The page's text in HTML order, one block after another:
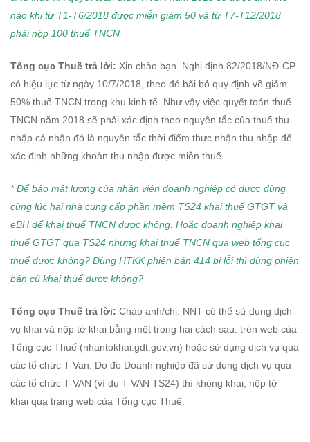
nào khi từ T1-T6/2018 được miễn giảm 50 và từ T7-T12/2018
phải nộp 100 thuế TNCN
Tổng cục Thuế trả lời: Xin chào bạn. Nghị định 82/2018/NĐ-CP
có hiệu lực từ ngày 10/7/2018, theo đó bãi bỏ quy định về giảm
50% thuế TNCN trong khu kinh tế. Như vậy việc quyết toán thuế
TNCN năm 2018 sẽ phải xác định theo nguyên tắc của thuế thu
nhập cá nhân đó là nguyên tắc thời điểm thực nhận thu nhập để
xác định những khoản thu nhập được miễn thuế.
* Để bảo mật lương của nhân viên doanh nghiệp có được dùng
cùng lúc hai nhà cung cấp phần mềm TS24 khai thuế GTGT và
eBH để khai thuế TNCN được không. Hoặc doanh nghiệp khai
thuế GTGT qua TS24 nhưng khai thuế TNCN qua web tổng cục
thuế được không? Dùng HTKK phiên bản 414 bị lỗi thì dùng phiên
bản cũ khai thuế được không?
Tổng cục Thuế trả lời: Chào anh/chị. NNT có thể sử dụng dịch
vụ khai và nộp tờ khai bằng một trong hai cách sau: trên web của
Tổng cục Thuế (nhantokhai.gdt.gov.vn) hoặc sử dụng dịch vụ qua
các tổ chức T-Van. Do đó Doanh nghiệp đã sử dụng dịch vụ qua
các tổ chức T-VAN (ví dụ T-VAN TS24) thì không khai, nộp tờ
khai qua trang web của Tổng cục Thuế.